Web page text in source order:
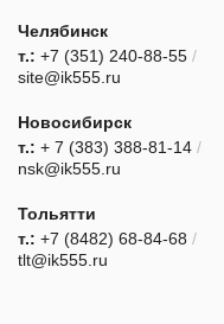
Челябинск
т.: +7 (351) 240-88-55 /
site@ik555.ru
Новосибирск
т.: + 7 (383) 388-81-14 /
nsk@ik555.ru
Тольятти
т.: +7 (8482) 68-84-68 /
tlt@ik555.ru